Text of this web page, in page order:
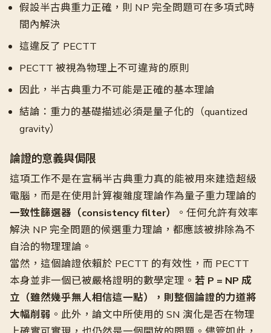
假設半古典重力正確，則 NP 完全問題可在多項式時
間內解決
這違反了 PECTT
PECTT 被視為物理上不可違背的原則
因此，半古典重力不可能是正確的基本理論
結論：重力的基礎描述必須是量子化的（quantized
gravity）
論證的意義與侷限
這項工作不是在宣稱半古典重力真的能被用來建造超級
電腦，而是在使用計算複雜度理論作為量子重力理論的
一致性篩選器（consistency filter）
。任何允許有效率
解決 NP 完全問題的候選重力理論，都應該被排除為不
自洽的物理理論。
當然，這個論證依賴於 PECTT 的有效性，而 PECTT
本身並非一個已被嚴格證明的數學定理。 若 P = NP 成
立（雖然幾乎無人相信這一點），則整個論證的力道將
大幅削弱 。此外，論文中所使用的 SN 演化是否在物理